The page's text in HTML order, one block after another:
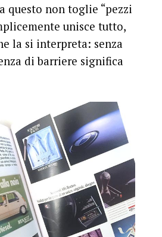
questo non toglie “pezzi
unisce tutto,
la si interpreta: senza
di barriere significa